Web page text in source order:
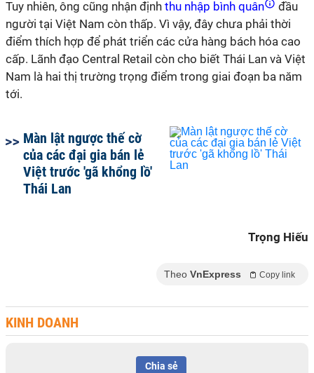
Tuy nhiên, ông cũng nhận định thu nhập bình quân
đầu
người tại Việt Nam còn thấp. Vì vậy, đây chưa phải thời
điểm thích hợp để phát triển các cửa hàng bách hóa cao
cấp. Lãnh đạo Central Retail còn cho biết Thái Lan và Việt
Nam là hai thị trường trọng điểm trong giai đoạn ba năm
tới.
Màn lật ngược thế cờ
của các đại gia bán lẻ
Việt trước 'gã khổng lồ'
Thái Lan
Trọng Hiếu
Theo VnExpress Copy link
KINH DOANH
Chia sẻ